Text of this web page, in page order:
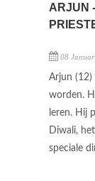
ARJUN
08
Arjun (12)
worden.
leren. Hij
Diwali,
speciale